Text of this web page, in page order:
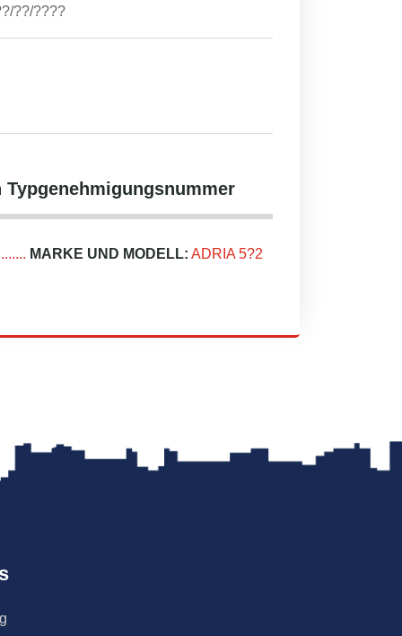
??/????
MARKE UND MODELL: ADRIA 5?2